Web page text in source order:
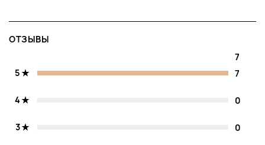
ОТЗЫВЫ
7
5
7
4 0
3 0